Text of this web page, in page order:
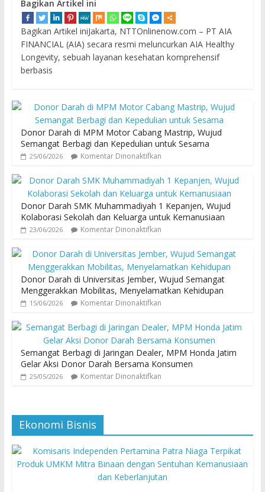
Bagikan Artikel ini
Bagikan Artikel iniJakarta, NTTOnlinenow.com – PT AIA
FINANCIAL (AIA) secara resmi meluncurkan AIA Healthy
Longevity, sebuah layanan kesehatan komprehensif
berbasis
Donor Darah di MPM Motor Cabang Mastrip, Wujud
Semangat Berbagi dan Kepedulian untuk Sesama
25/06/2026 Komentar Dinonaktifkan
Donor Darah SMK Muhammadiyah 1 Kepanjen, Wujud
Kolaborasi Sekolah dan Keluarga untuk Kemanusiaan
23/06/2026 Komentar Dinonaktifkan
Donor Darah di Universitas Jember, Wujud Semangat
Menggerakkan Mobilitas, Menyelamatkan Kehidupan
15/06/2026 Komentar Dinonaktifkan
Semangat Berbagi di Jaringan Dealer, MPM Honda Jatim
Gelar Aksi Donor Darah Bersama Konsumen
25/05/2026 Komentar Dinonaktifkan
Ekonomi Bisnis